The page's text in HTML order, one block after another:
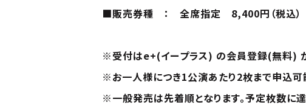
■販売券種 ： 全席指定 8,400円（税込）
※受付はe+(イープラス) の会員登録(無料) が
※お一人様につき1公演あたり2枚まで申込可
※一般発売は先着順となります。予定枚数に